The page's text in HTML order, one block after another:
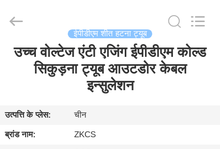
घर
विडियो
INDUSTRIAL
CO.,
Reserved.
ईपीडीएम शीत हटना ट्यूब
उच्च वोल्टेज एंटी एजिंग ईपीडीएम कोल्ड
सिकुड़ना ट्यूब आउटडोर केबल
इन्सुलेशन
उत्पत्ति के प्लेस: चीन
ब्रांड नाम: ZKCS